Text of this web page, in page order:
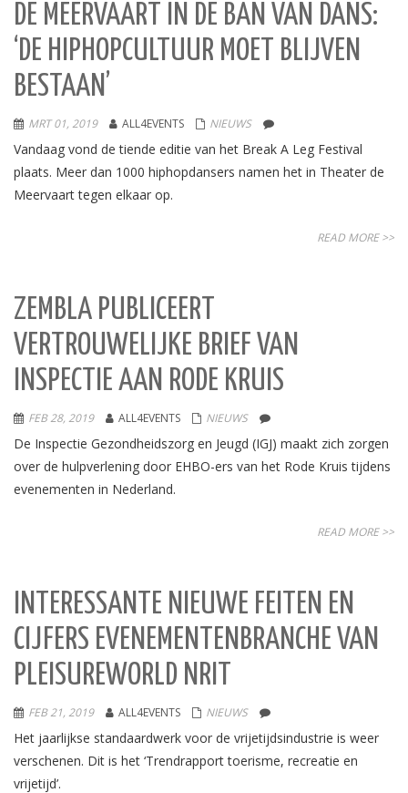
DE MEERVAART IN DE BAN VAN DANS:
‘DE HIPHOPCULTUUR MOET BLIJVEN
BESTAAN’
MRT 01, 2019 ALL4EVENTS NIEUWS
Vandaag vond de tiende editie van het Break A Leg Festival
plaats. Meer dan 1000 hiphopdansers namen het in Theater de
Meervaart tegen elkaar op.
READ MORE >>
ZEMBLA PUBLICEERT
VERTROUWELIJKE BRIEF VAN
INSPECTIE AAN RODE KRUIS
FEB 28, 2019 ALL4EVENTS NIEUWS
De Inspectie Gezondheidszorg en Jeugd (IGJ) maakt zich zorgen
over de hulpverlening door EHBO-ers van het Rode Kruis tijdens
evenementen in Nederland.
READ MORE >>
INTERESSANTE NIEUWE FEITEN EN
CIJFERS EVENEMENTENBRANCHE VAN
PLEISUREWORLD NRIT
FEB 21, 2019 ALL4EVENTS NIEUWS
Het jaarlijkse standaardwerk voor de vrijetijdsindustrie is weer
verschenen. Dit is het ‘Trendrapport toerisme, recreatie en
vrijetijd’.